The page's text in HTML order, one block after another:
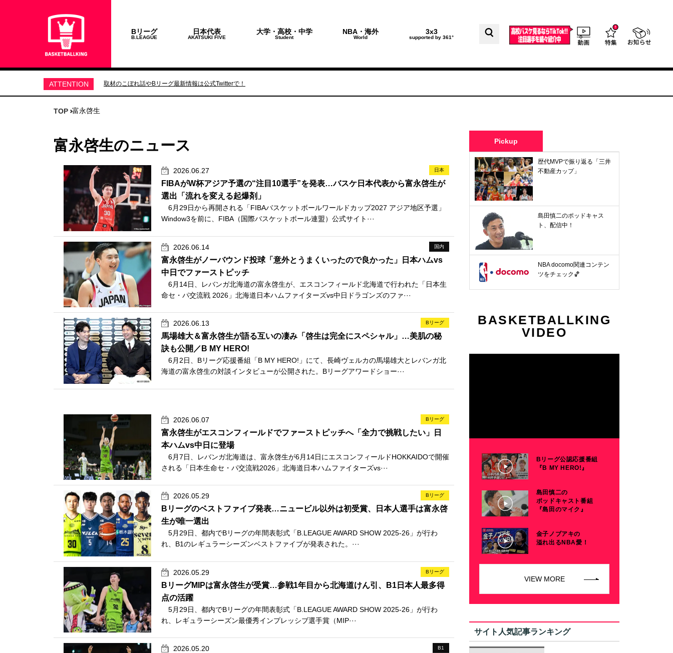
Bリーグ
B.LEAGUE
日本代表
AKATSUKI FIVE
大学・高校・中学
Student
NBA・海外
World
3x3
supported by 361°
ATTENTION 取材のこぼれ話やBリーグ最新情報は公式Twitterで！
TOP 富永啓生
富永啓生のニュース
日本
2026.06.27
FIBAがW杯アジア予選の“注目10選手”を発表…バスケ日本代表から富永啓生が
選出「流れを変える起爆剤」
6月29日から再開される「FIBAバスケットボールワールドカップ2027 アジア地区予選」
Window3を前に、FIBA（国際バスケットボール連盟）公式サイト···
国内
2026.06.14
富永啓生がノーバウンド投球「意外とうまくいったので良かった」日本ハムvs
中日でファーストピッチ
6月14日、レバンガ北海道の富永啓生が、エスコンフィールド北海道で行われた「日本生
命セ・パ交流戦 2026」北海道日本ハムファイターズvs中日ドラゴンズのファ···
Bリーグ
2026.06.13
馬場雄大＆富永啓生が語る互いの凄み「啓生は完全にスペシャル」…美肌の秘
訣も公開／B MY HERO!
6月2日、Bリーグ応援番組「B MY HERO!」にて、長崎ヴェルカの馬場雄大とレバンガ北
海道の富永啓生の対談インタビューが公開された。Bリーグアワードショー···
Bリーグ
2026.06.07
富永啓生がエスコンフィールドでファーストピッチへ「全力で挑戦したい」日
本ハムvs中日に登場
6月7日、レバンガ北海道は、富永啓生が6月14日にエスコンフィールドHOKKAIDOで開催
される「日本生命セ・パ交流戦2026」北海道日本ハムファイターズvs···
Bリーグ
2026.05.29
Bリーグのベストファイブ発表…ニュービル以外は初受賞、日本人選手は富永啓
生が唯一選出
5月29日、都内でBリーグの年間表彰式「B.LEAGUE AWARD SHOW 2025-26」が行わ
れ、B1のレギュラーシーズンベストファイブが発表された。···
Bリーグ
2026.05.29
BリーグMIPは富永啓生が受賞…参戦1年目から北海道けん引、B1日本人最多得
点の活躍
5月29日、都内でBリーグの年間表彰式「B.LEAGUE AWARD SHOW 2025-26」が行わ
れ、レギュラーシーズン最優秀インプレッシブ選手賞（MIP···
B1
2026.05.20
Pickup
歴代MVPで振り返る「三井
不動産カップ」
島田慎二のポッドキャス
ト、配信中！
NBA docomo関連コンテン
ツをチェック🏀
BASKETBALLKING
VIDEO
Bリーグ公認応援番組
『B MY HERO!』
島田慎二の
ポッドキャスト番組
『島田のマイク』
金子ノブアキの
溢れ出るNBA愛！
VIEW MORE
サイト人気記事ランキング